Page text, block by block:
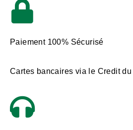
Paiement 100% Sécurisé
Cartes bancaires via le Credit du